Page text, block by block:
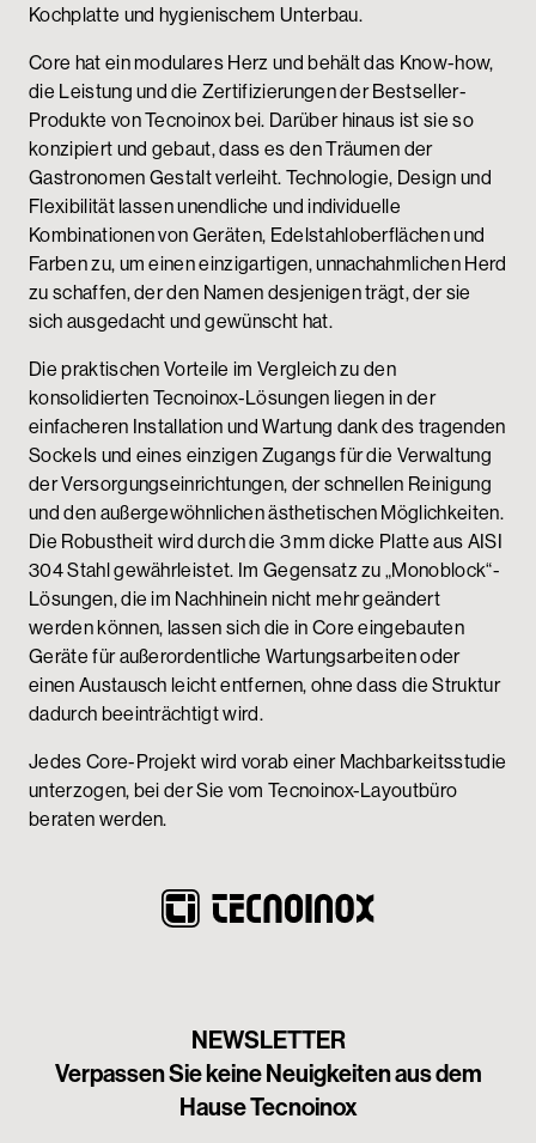
Kochplatte und hygienischem Unterbau.
Core hat ein modulares Herz und behält das Know-how,
die Leistung und die Zertifizierungen der Bestseller-
Produkte von Tecnoinox bei. Darüber hinaus ist sie so
konzipiert und gebaut, dass es den Träumen der
Gastronomen Gestalt verleiht. Technologie, Design und
Flexibilität lassen unendliche und individuelle
Kombinationen von Geräten, Edelstahloberflächen und
Farben zu, um einen einzigartigen, unnachahmlichen Herd
zu schaffen, der den Namen desjenigen trägt, der sie
sich ausgedacht und gewünscht hat.
Die praktischen Vorteile im Vergleich zu den
konsolidierten Tecnoinox-Lösungen liegen in der
einfacheren Installation und Wartung dank des tragenden
Sockels und eines einzigen Zugangs für die Verwaltung
der Versorgungseinrichtungen, der schnellen Reinigung
und den außergewöhnlichen ästhetischen Möglichkeiten.
Die Robustheit wird durch die 3 mm dicke Platte aus AISI
304 Stahl gewährleistet. Im Gegensatz zu „Monoblock“-
Lösungen, die im Nachhinein nicht mehr geändert
werden können, lassen sich die in Core eingebauten
Geräte für außerordentliche Wartungsarbeiten oder
einen Austausch leicht entfernen, ohne dass die Struktur
dadurch beeinträchtigt wird.
Jedes Core-Projekt wird vorab einer Machbarkeitsstudie
unterzogen, bei der Sie vom Tecnoinox-Layoutbüro
beraten werden.
NEWSLETTER
Verpassen Sie keine Neuigkeiten aus dem
Hause Tecnoinox